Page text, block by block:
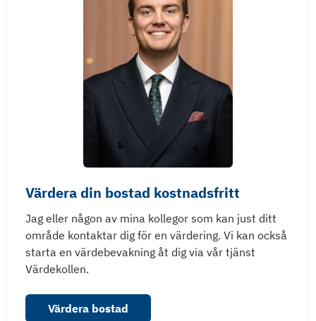
Värdera din bostad kostnadsfritt
Jag eller någon av mina kollegor som kan just ditt
område kontaktar dig för en värdering. Vi kan också
starta en värdebevakning åt dig via vår tjänst
Värdekollen.
Värdera bostad